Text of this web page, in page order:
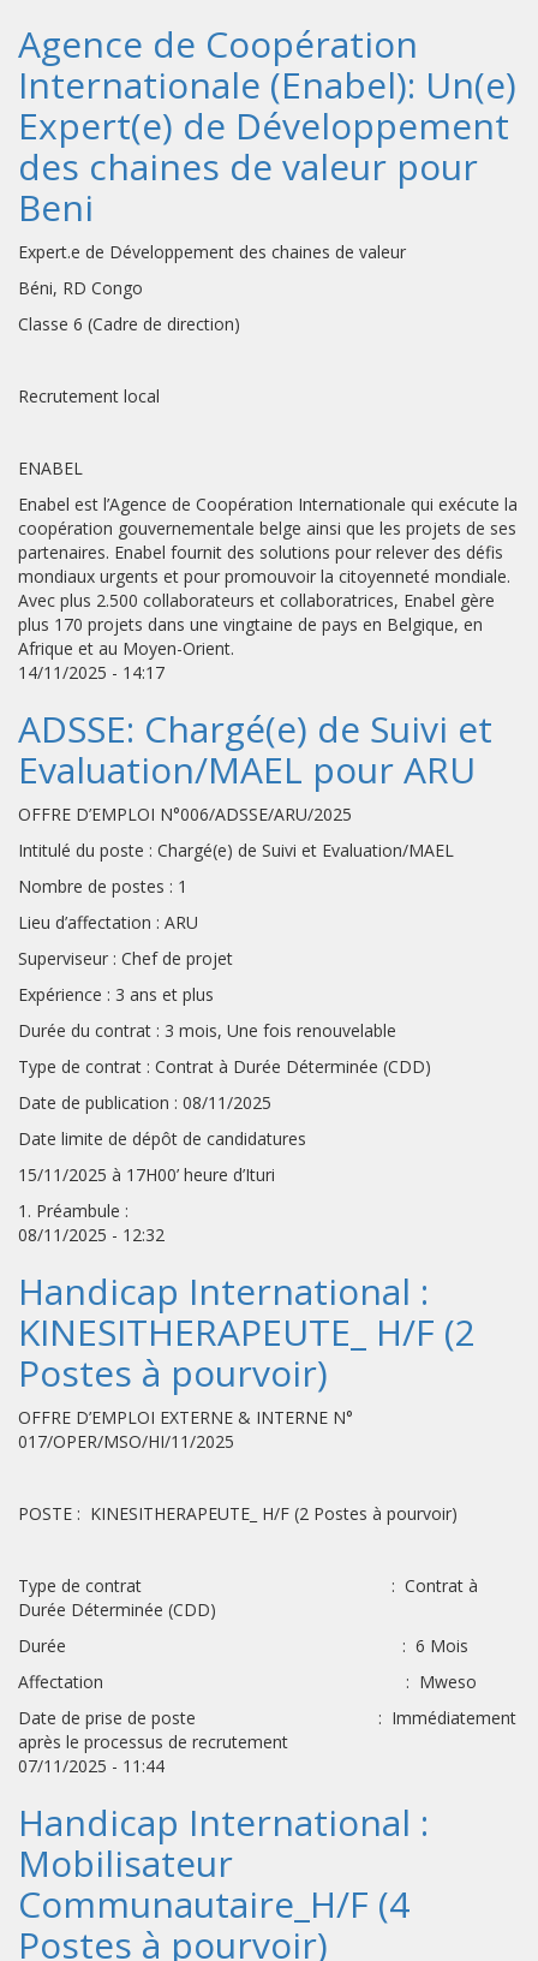
Agence de Coopération
Internationale (Enabel): Un(e)
Expert(e) de Développement
des chaines de valeur pour
Beni
Expert.e de Développement des chaines de valeur
Béni, RD Congo
Classe 6 (Cadre de direction)
Recrutement local
ENABEL
Enabel est l’Agence de Coopération Internationale qui exécute la
coopération gouvernementale belge ainsi que les projets de ses
partenaires. Enabel fournit des solutions pour relever des défis
mondiaux urgents et pour promouvoir la citoyenneté mondiale.
Avec plus 2.500 collaborateurs et collaboratrices, Enabel gère
plus 170 projets dans une vingtaine de pays en Belgique, en
Afrique et au Moyen-Orient.
14/11/2025 - 14:17
ADSSE: Chargé(e) de Suivi et
Evaluation/MAEL pour ARU
OFFRE D’EMPLOI N°006/ADSSE/ARU/2025
Intitulé du poste : Chargé(e) de Suivi et Evaluation/MAEL
Nombre de postes : 1
Lieu d’affectation : ARU
Superviseur : Chef de projet
Expérience : 3 ans et plus
Durée du contrat : 3 mois, Une fois renouvelable
Type de contrat : Contrat à Durée Déterminée (CDD)
Date de publication : 08/11/2025
Date limite de dépôt de candidatures
15/11/2025 à 17H00’ heure d’Ituri
1. Préambule :
08/11/2025 - 12:32
Handicap International :
KINESITHERAPEUTE_ H/F (2
Postes à pourvoir)
OFFRE D’EMPLOI EXTERNE & INTERNE N°
017/OPER/MSO/HI/11/2025
POSTE : KINESITHERAPEUTE_ H/F (2 Postes à pourvoir)
Type de contrat : Contrat à
Durée Déterminée (CDD)
Durée : 6 Mois
Affectation : Mweso
Date de prise de poste : Immédiatement
après le processus de recrutement
07/11/2025 - 11:44
Handicap International :
Mobilisateur
Communautaire_H/F (4
Postes à pourvoir)